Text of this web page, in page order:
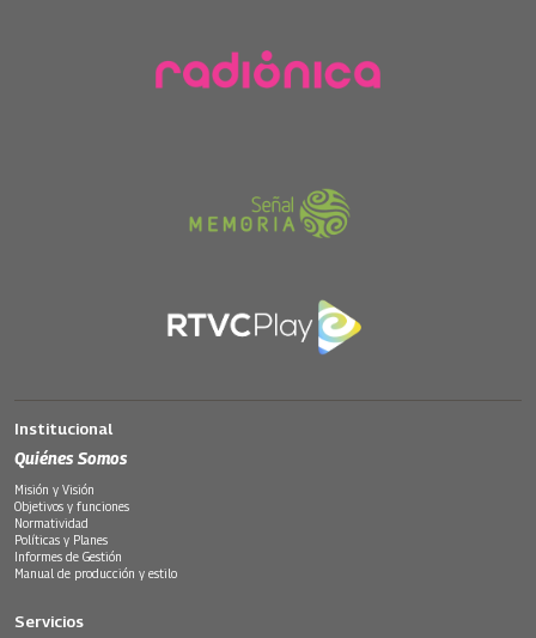
Institucional
Quiénes Somos
Misión y Visión
Objetivos y funciones
Normatividad
Políticas y Planes
Informes de Gestión
Manual de producción y estilo
Servicios